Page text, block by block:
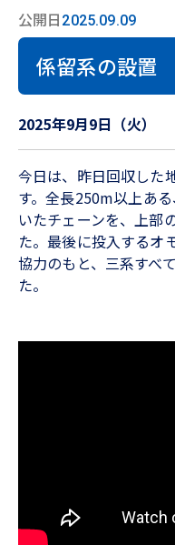
公開日 2025.09.09
係留系の設置
2025年9月9日（火）
今日は、昨日回収した
す。全長250m以上あ
いたチェーンを、上部
た。最後に投入するオ
協力のもと、三系すべ
た。